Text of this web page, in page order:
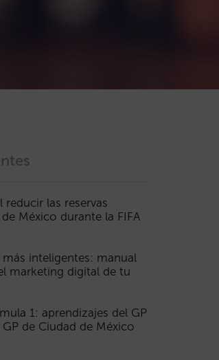
reducir las reservas
México durante la FIFA
inteligentes: manual
marketing digital de tu
1: aprendizajes del GP
de Ciudad de México